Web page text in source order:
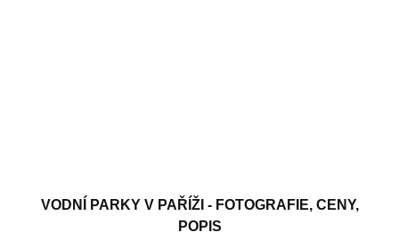
VODNÍ PARKY V PAŘÍŽI - FOTOGRAFIE, CENY,
POPIS